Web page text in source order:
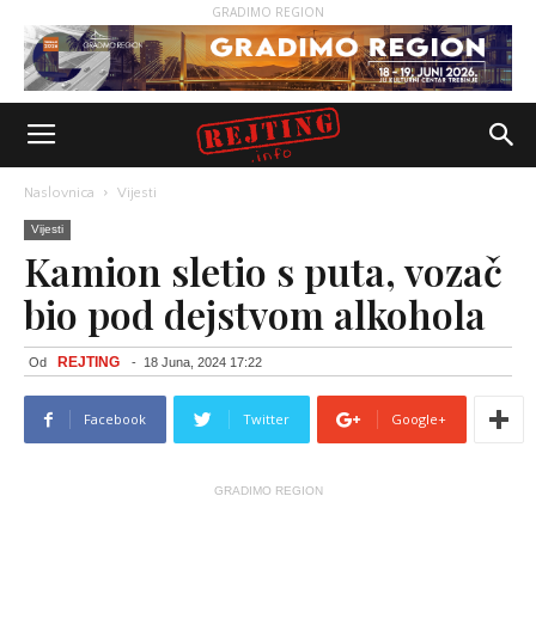
GRADIMO REGION
Naslovnica Vijesti
Vijesti
Kamion sletio s puta, vozač
bio pod dejstvom alkohola
Od REJTING - 18 Juna, 2024 17:22
Facebook Twitter Google+
GRADIMO REGION